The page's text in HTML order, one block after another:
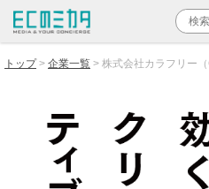
トップ 企業一覧 株式会社カラフリー（